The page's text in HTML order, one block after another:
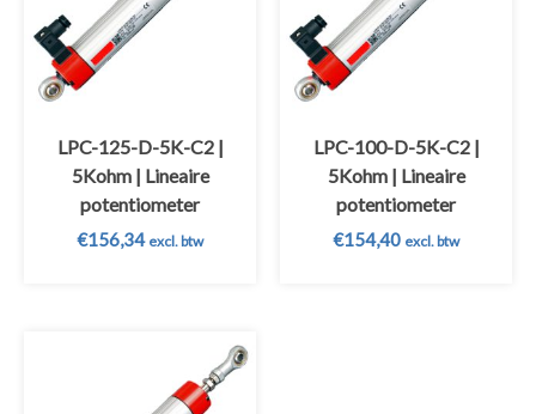
LPC-125-D-5K-C2 |
5Kohm | Lineaire
potentiometer
€156,34 excl. btw
LPC-100-D-5K-C2 |
5Kohm | Lineaire
potentiometer
€154,40 excl. btw